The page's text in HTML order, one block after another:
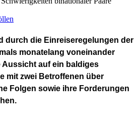
durch die Einreiseregelungen der
monatelang voneinander
auf ein baldiges
mit zwei Betroffenen über
Folgen sowie ihre Forderungen